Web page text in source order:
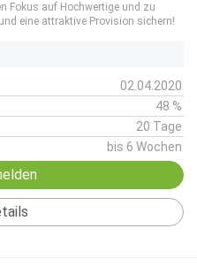
Fokus auf Hochwertige und zu
eine attraktive Provision sichern!
02.04.2020
48 %
20 Tage
bis 6 Wochen